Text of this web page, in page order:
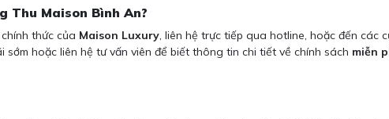
Thu Maison Bình An?
thức của Maison Luxury, liên hệ trực tiếp qua hotline, hoặc đến các
hoặc liên hệ tư vấn viên để biết thông tin chi tiết về chính sách miễn